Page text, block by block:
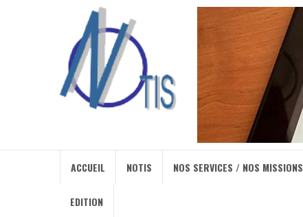
ACCUEIL NOTIS NOS SERVICES / NOS MISSIONS
EDITION